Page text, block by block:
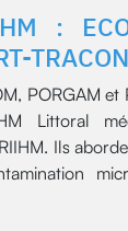
:
PORGAM et
Littoral
Ils